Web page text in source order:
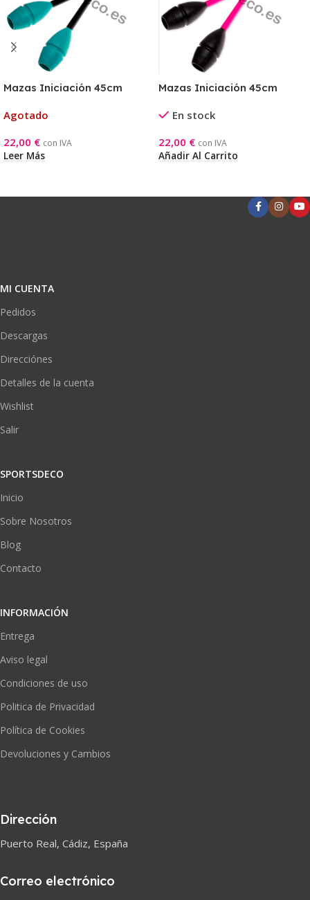
Mazas Iniciación 45cm
Agotado
22,00 € con IVA
Leer Más
Mazas Iniciación 45cm
En stock
22,00 € con IVA
Añadir Al Carrito
MI CUENTA
Pedidos
Descargas
Direcciónes
Detalles de la cuenta
Wishlist
Salir
SPORTSDECO
Inicio
Sobre Nosotros
Blog
Contacto
INFORMACIÓN
Entrega
Aviso legal
Condiciones de uso
Politica de Privacidad
Política de Cookies
Devoluciones y Cambios
Dirección
Puerto Real, Cádiz, España
Correo electrónico